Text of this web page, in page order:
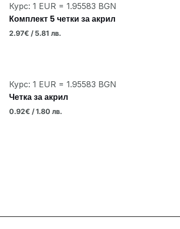
Курс: 1 EUR = 1.95583 BGN
Комплект 5 четки за акрил
2.97€ / 5.81 лв.
Курс: 1 EUR = 1.95583 BGN
Четка за акрил
0.92€ / 1.80 лв.